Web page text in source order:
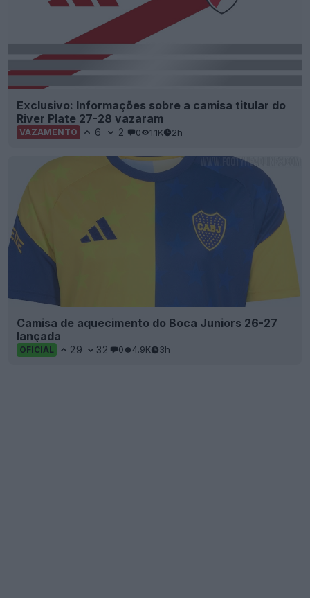
Exclusivo: Informações sobre a camisa titular do
River Plate 27-28 vazaram
VAZAMENTO 6 2 0 1.1K 2h
Camisa de aquecimento do Boca Juniors 26-27
lançada
OFICIAL 29 32 0 4.9K 3h